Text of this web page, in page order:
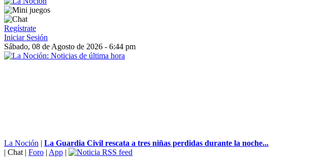
Regístrate
Iniciar Sesión
Sábado, 08 de Agosto de 2026 - 6:44 pm
La Noción | La Guardia Civil rescata a tres niñas perdidas durante la noche...
| Chat | Foro | App |